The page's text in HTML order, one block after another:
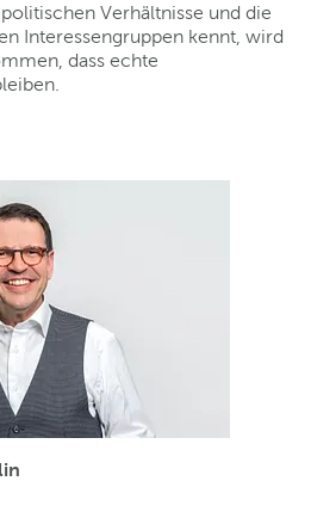
Verhältnisse und die
Interessengruppen kennt, wird
dass echte